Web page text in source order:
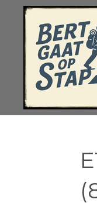
direct
hoofdinhoud